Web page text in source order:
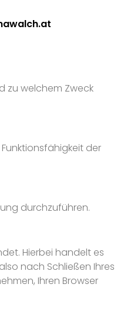
zu welchem Zweck
der
durchzuführen.
Hierbei handelt es
nach Schließen Ihres
Ihren Browser